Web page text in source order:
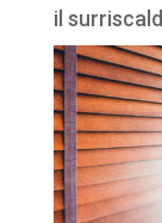
il